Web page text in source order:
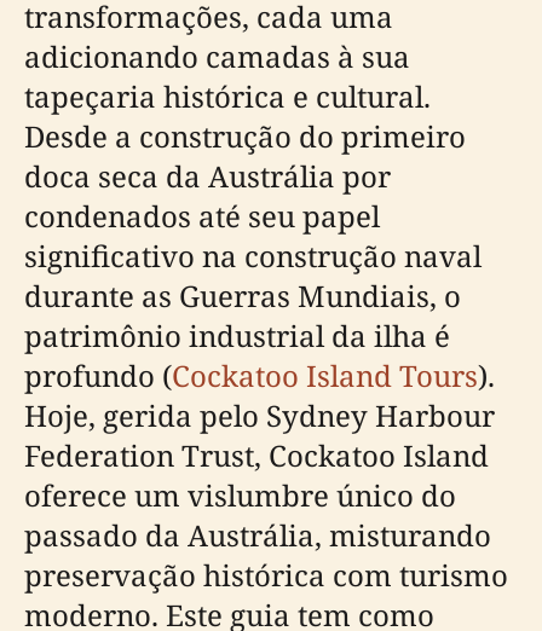
transformações, cada uma
adicionando camadas à sua
tapeçaria histórica e cultural.
Desde a construção do primeiro
doca seca da Austrália por
condenados até seu papel
significativo na construção naval
durante as Guerras Mundiais, o
patrimônio industrial da ilha é
profundo (Cockatoo Island Tours).
Hoje, gerida pelo Sydney Harbour
Federation Trust, Cockatoo Island
oferece um vislumbre único do
passado da Austrália, misturando
preservação histórica com turismo
moderno. Este guia tem como